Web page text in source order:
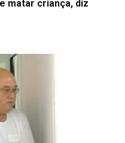
matar criança, diz